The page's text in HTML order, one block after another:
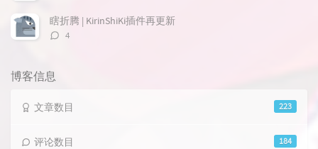
数：
瞎折腾 | KirinShiKi插件再更新
评
4
博客信息
223
文章数目
184
评论数目